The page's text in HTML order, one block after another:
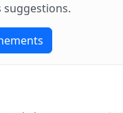
suggestions.